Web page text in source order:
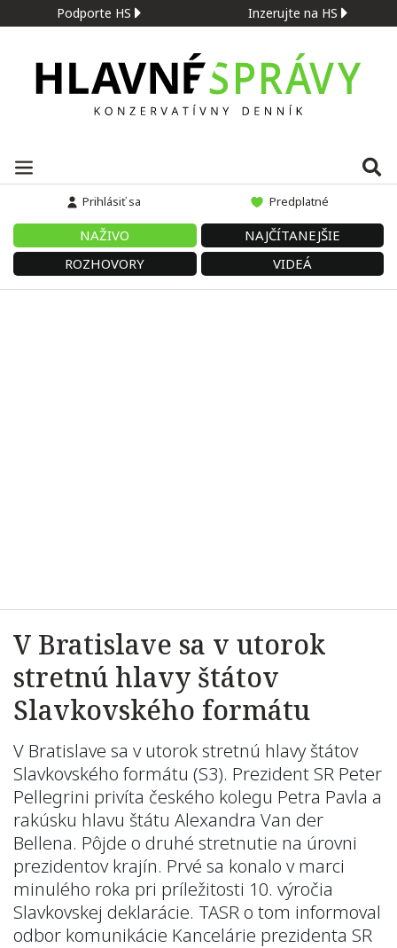
Podporte HS Inzerujte na HS
Prihlásiť sa Predplatné
NAŽIVO
NAJČÍTANEJŠIE
ROZHOVORY
VIDEÁ
V Bratislave sa v utorok
stretnú hlavy štátov
Slavkovského formátu
V Bratislave sa v utorok stretnú hlavy štátov
Slavkovského formátu (S3). Prezident SR Peter
Pellegrini privíta českého kolegu Petra Pavla a
rakúsku hlavu štátu Alexandra Van der
Bellena. Pôjde o druhé stretnutie na úrovni
prezidentov krajín. Prvé sa konalo v marci
minulého roka pri príležitosti 10. výročia
Slavkovskej deklarácie. TASR o tom informoval
odbor komunikácie Kancelárie prezidenta SR